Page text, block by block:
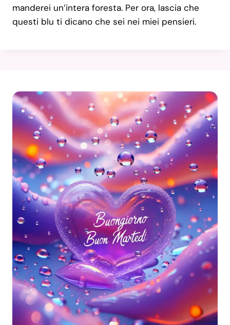
manderei un’intera foresta. Per ora, lascia che
questi blu ti dicano che sei nei miei pensieri.